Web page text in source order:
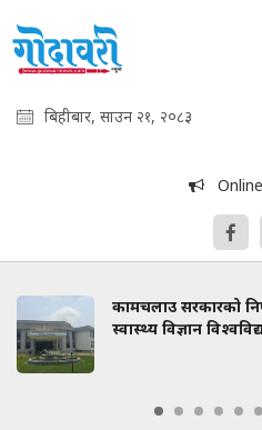
बिहीबार, साउन २१, २०८३
कामचलाउ सरकारको
स्वास्थ्य विज्ञान